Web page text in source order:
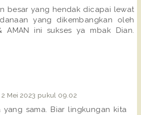
besar yang hendak dicapai lewat
yang dikembangkan oleh
AMAN ini sukses ya mbak Dian.
2 Mei 2023 pukul 09.02
yang sama. Biar lingkungan kita